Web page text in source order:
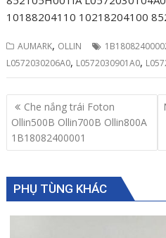
10188204110 10218204100
AUMARK, OLLIN
L0572030206A0, L0572030901A0,
Post
navigation
Che nắng trái Foton
Ollin500B Ollin700B Ollin800A
1B18082400001
PHỤ TÙNG KHÁC